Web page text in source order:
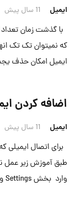
ایمیل 11 سال پیش
با گذشت زمان
که نمیتوان تک تک
ایمیل امکان حذف
اضافه کردن
ایمیل 11 سال پیش
برای اتصال ایمیلی
طبق آموزش زیر عمل
وارد بخش Settings و…